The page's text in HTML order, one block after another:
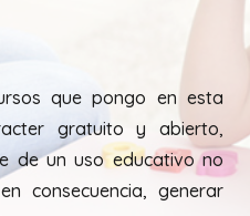
que pongo en esta
gratuito y abierto,
de un uso educativo no
consecuencia, generar